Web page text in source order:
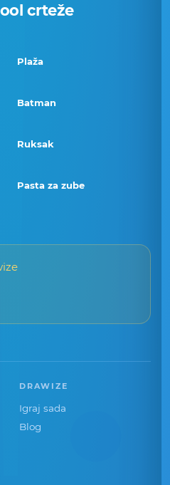
crteže
Plaža
Batman
Ruksak
Pasta za zube
DRAWIZE
Igraj sada
Blog